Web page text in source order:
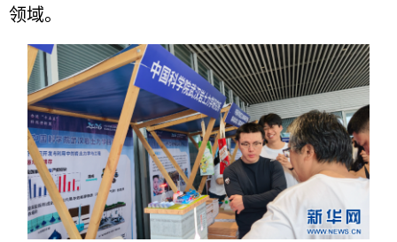
领域。